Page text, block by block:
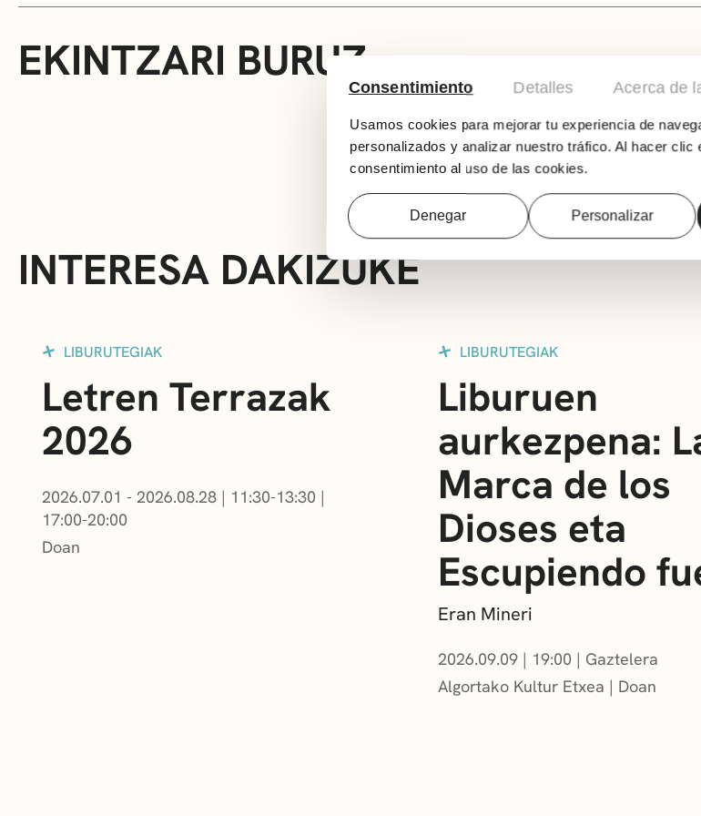
Consentimiento Detalles Acerca de
Usamos cookies para mejorar tu experiencia de
personalizados y analizar nuestro tráfico. Al hacer clic
consentimiento al uso de las cookies.
Denegar Personalizar
EKINTZARI BURUZ
Versadas olerki-kluba,
INTERESA DAKIZUKE
LIBURUTEGIAK
Letren Terrazak
2026
2026.07.01 - 2026.08.28 | 11:30-13:30 |
17:00-20:00
Doan
LIBURUTEGIAK
Liburuen
aurkezpena:
Marca de los
Dioses eta
Escupiendo
Eran Mineri
2026.09.09| 19:00
Gaztelera
Algortako Kultur Etxea
Doan